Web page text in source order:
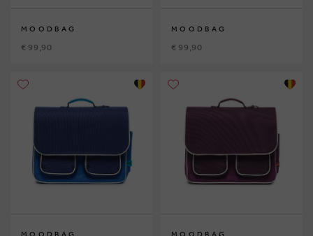
MOODBAG
€ 99,90
MOODBAG
€ 99,90